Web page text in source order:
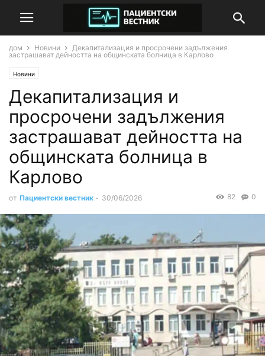
дом Новини
Декапитализация и просрочени задължения
застрашават дейността на общинската болница в Карлово
Новини
Декапитализация и
просрочени задължения
застрашават дейността на
общинската болница в
Карлово
от Пациентски вестник - 30/06/2026 0
82